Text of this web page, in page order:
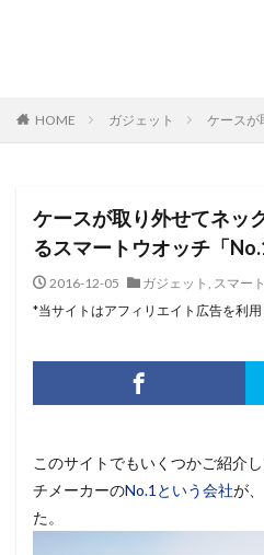
HOME ガジェット ケースが
ケースが取り外せてネッ
るスマートウオッチ「
2016-12-05 ガジェット , スマー
*当サイトはアフィリエイト広告を利用
このサイトでもいくつかご紹介
チメーカーのNo.1という会社が
た。